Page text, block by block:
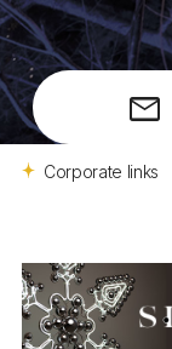
Corporate links